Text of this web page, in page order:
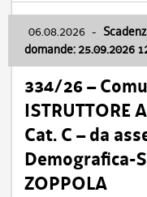
06.08.2026 -
domande: 25.09.2026
334/26 –
ISTRUTTORE
Cat. C – da
Demografica-
ZOPPOLA